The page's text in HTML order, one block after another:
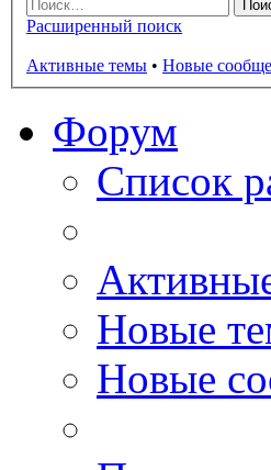
Расширенный поиск
Активные темы • Новые
Форум
Список
Новые
Новые